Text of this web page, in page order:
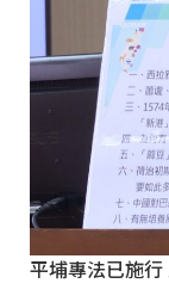
平埔專法已施